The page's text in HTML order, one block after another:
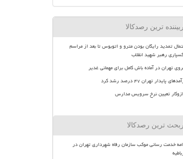
ترین رصدکالا
تمدید رایگان بودن مترو و اتوبوس تا بعد از مراسم
رهبر شهید انقلاب
تهران در آماده باش کامل برای مهمانی غدیر
پایدار تهران ۴۷ درصد رشد کرد
تعیین نرخ سرویس مدارس
ترین رصدکالا
خدمت رسانی موکب سازمان رفاه شهرداری تهران در